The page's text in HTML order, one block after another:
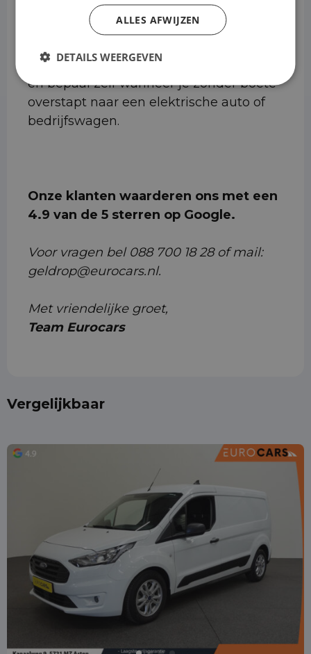
- Kosteloos overstappen naar een
elektrisch voertuig
Sluit nu je financial lease bij Eurocars af,
en bepaal zelf wanneer je zonder boete
overstapt naar een elektrische auto of
bedrijfswagen.
Onze klanten waarderen ons met een
4.9 van de 5 sterren op Google.
Voor vragen bel 088 700 18 28 of mail:
geldrop@eurocars.nl.
Met vriendelijke groet,
Team Eurocars
Vergelijkbaar
ALLES AFWIJZEN
DETAILS WEERGEVEN